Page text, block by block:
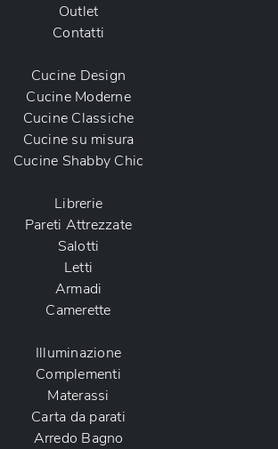
Outlet
Contatti
Cucine Design
Cucine Moderne
Cucine Classiche
Cucine su misura
Cucine Shabby Chic
Librerie
Pareti Attrezzate
Salotti
Letti
Armadi
Camerette
Illuminazione
Complementi
Materassi
Carta da parati
Arredo Bagno